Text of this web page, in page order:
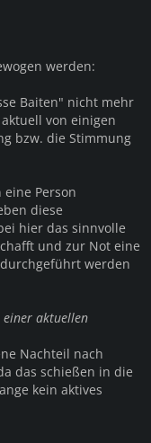
werden:
Baiten" nicht mehr
von einigen
bzw. die Stimmung
Person
diese
hier das sinnvolle
und zur Not eine
werden
einer aktuellen
Nachteil nach
das schießen in die
kein aktives